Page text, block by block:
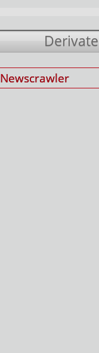
Derivate
Newscrawler